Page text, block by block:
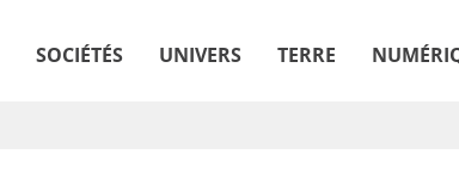
SOCIÉTÉS UNIVERS TERRE